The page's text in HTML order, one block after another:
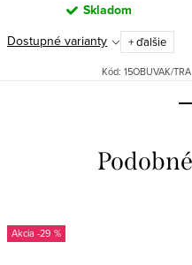
Skladom
Dostupné varianty
+ ďalšie
Kód: 15OBUVAK/TRA
-29 %